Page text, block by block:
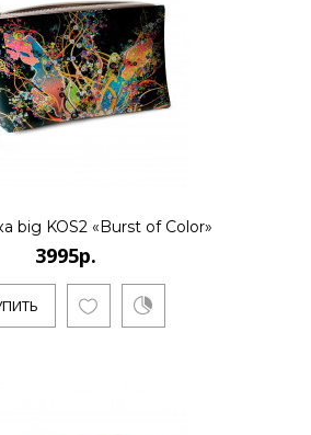
КУПИТЬ
big KOS2 «Burst of Color»
3995р.